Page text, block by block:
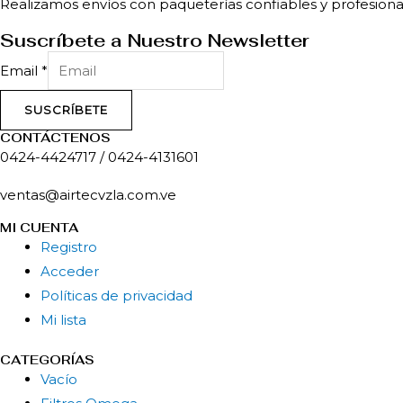
Realizamos envíos con paqueterías confiables y
Suscríbete a Nuestro Newsletter
Email *
SUSCRÍBETE
CONTÁCTENOS
0424-4424717 / 0424-4131601
ventas@airtecvzla.com.ve
MI CUENTA
Menú
Registro
Acceder
Políticas de privacidad
Mi lista
CATEGORÍAS
Menú Vacío